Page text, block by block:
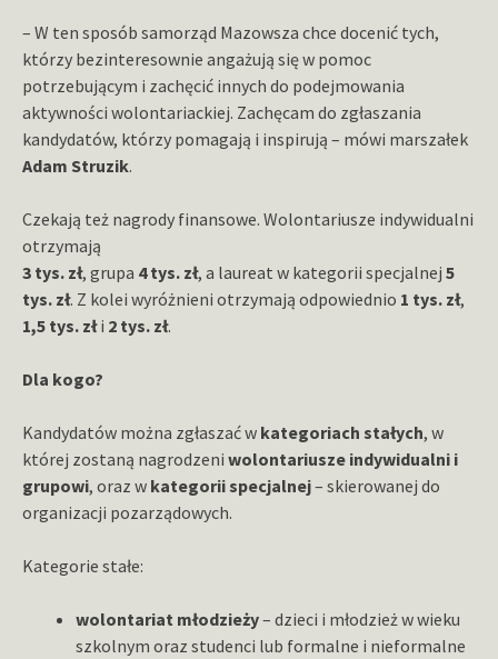
– W ten sposób samorząd Mazowsza chce docenić tych,
którzy bezinteresownie angażują się w pomoc
potrzebującym i zachęcić innych do podejmowania
aktywności wolontariackiej. Zachęcam do zgłaszania
kandydatów, którzy pomagają i inspirują – mówi marszałek
Adam Struzik.
Czekają też nagrody finansowe. Wolontariusze indywidualni
otrzymają
3 tys. zł, grupa 4 tys. zł, a laureat w kategorii specjalnej 5
tys. zł. Z kolei wyróżnieni otrzymają odpowiednio 1 tys. zł,
1,5 tys. złi 2 tys. zł.
Dla kogo?
Kandydatów można zgłaszać w kategoriach stałych, w
której zostaną nagrodzeni wolontariusze indywidualni i
grupowi, oraz w kategoriispecjalnej– skierowanej do
organizacji pozarządowych.
Kategorie stałe:
wolontariat młodzieży– dzieci i młodzież w wieku
szkolnym oraz studenci lub formalne i nieformalne